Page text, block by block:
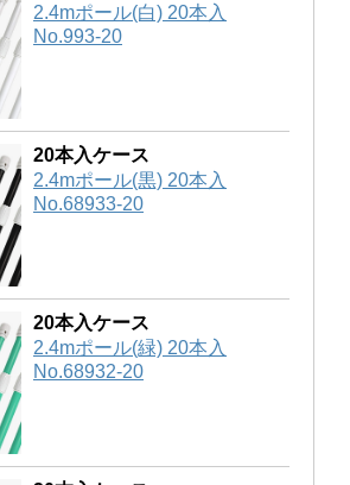
2.4mポール(白) 20本入
No.993-20
20本入ケース
2.4mポール(黒) 20本入
No.68933-20
20本入ケース
2.4mポール(緑) 20本入
No.68932-20